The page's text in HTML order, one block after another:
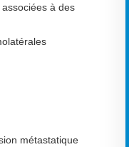
à des
métastatique